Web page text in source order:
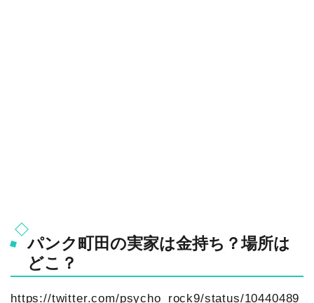
パンク町田の実家は金持ち？場所は
どこ？
https://twitter.com/psycho_rock9/status/10440489